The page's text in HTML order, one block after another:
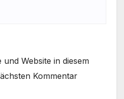
Website in diesem
Kommentar